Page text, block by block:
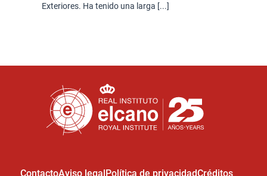
Exteriores. Ha tenido una larga [...]
ContactoAviso legalPolítica de privacidadCréditos